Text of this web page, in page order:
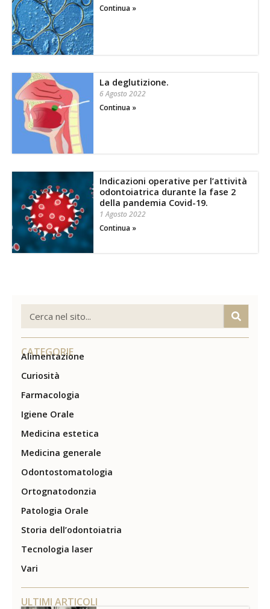
Continua »
La deglutizione.
6 Agosto 2022
Continua »
Indicazioni operative per l’attività
odontoiatrica durante la fase 2
della pandemia Covid-19.
1 Agosto 2022
Continua »
CATEGORIE
Alimentazione
Curiosità
Farmacologia
Igiene Orale
Medicina estetica
Medicina generale
Odontostomatologia
Ortognatodonzia
Patologia Orale
Storia dell’odontoiatria
Tecnologia laser
Vari
ULTIMI ARTICOLI